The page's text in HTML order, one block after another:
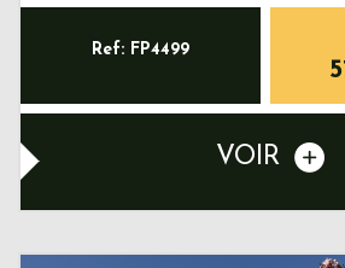
Ref: FP4499
VOIR